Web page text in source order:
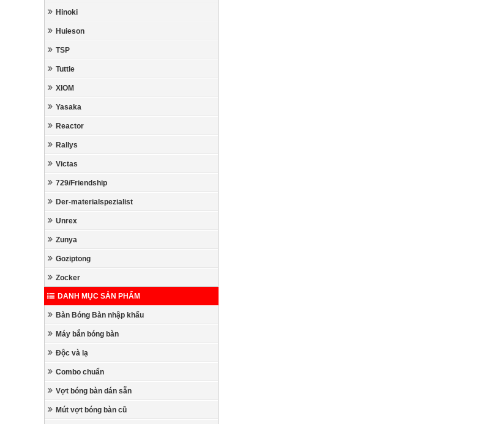
Hinoki
Huieson
TSP
Tuttle
XIOM
Yasaka
Reactor
Rallys
Victas
729/Friendship
Der-materialspezialist
Unrex
Zunya
Goziptong
Zocker
DANH MỤC SẢN PHẨM
Bàn Bóng Bàn nhập khẩu
Máy bắn bóng bàn
Độc và lạ
Combo chuẩn
Vợt bóng bàn dán sẵn
Mút vợt bóng bàn cũ